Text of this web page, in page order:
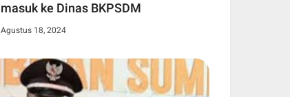
masuk ke Dinas BKPSDM
Agustus 18, 2024